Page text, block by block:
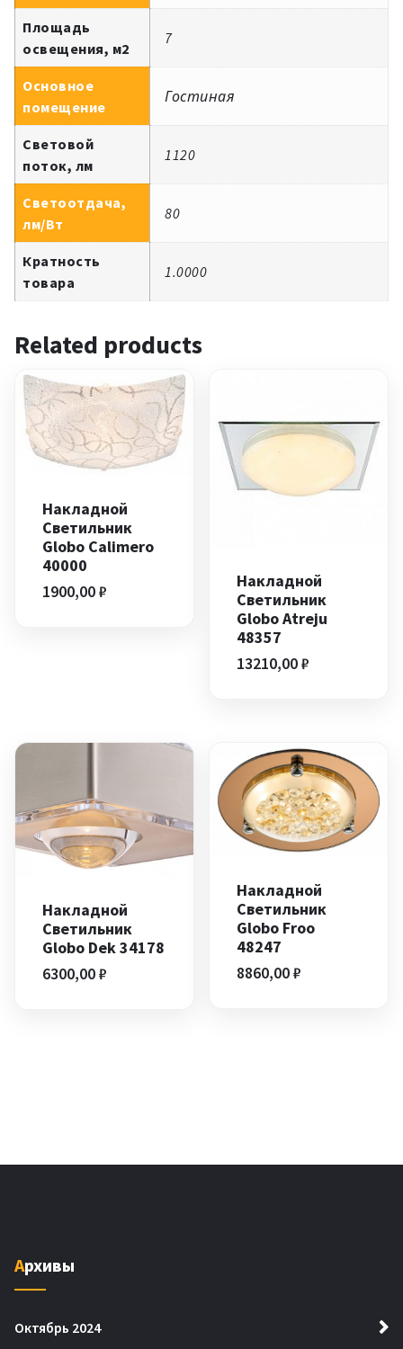
Площадь
освещения, м2
7
Основное
помещение
Гостиная
Световой
поток, лм
1120
Светоотдача,
лм/Вт
80
Кратность
товара
1.0000
Related products
Накладной
Светильник
Globo Calimero
40000
1900,00₽
Накладной
Светильник
Globo Atreju
48357
13210,00₽
Накладной
Светильник
Globo Dek 34178
6300,00₽
Накладной
Светильник
Globo Froo
48247
8860,00₽
Архивы
Октябрь 2024